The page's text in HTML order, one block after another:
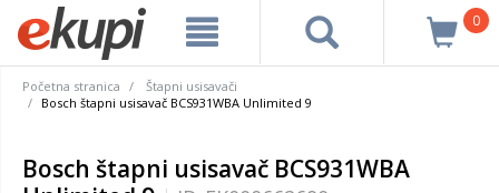
0
Početna stranica
Štapni usisavači
Bosch štapni usisavač BCS931WBA Unlimited 9
Bosch štapni usisavač BCS931WBA